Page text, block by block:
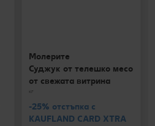
Молерите
Суджук от телешко месо
от свежата витрина
кг
-25% отстъпка с
KAUFLAND CARD XTRA